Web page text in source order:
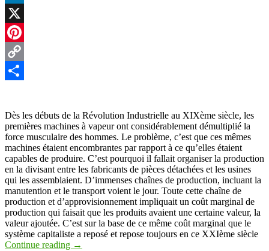
LinkedIn
X
Pinterest
Copy
Dès les débuts de la Révolution Industrielle au XIXème siècle, les
premières machines à vapeur ont considérablement démultiplié la
force musculaire des hommes. Le problème, c’est que ces mêmes
machines étaient encombrantes par rapport à ce qu’elles étaient
capables de produire. C’est pourquoi il fallait organiser la production
en la divisant entre les fabricants de pièces détachées et les usines
qui les assemblaient. D’immenses chaînes de production, incluant la
manutention et le transport voient le jour. Toute cette chaîne de
production et d’approvisionnement impliquait un coût marginal de
production qui faisait que les produits avaient une certaine valeur, la
valeur ajoutée. C’est sur la base de ce même coût marginal que le
système capitaliste a reposé et repose toujours en ce XXIème siècle
Continue reading →